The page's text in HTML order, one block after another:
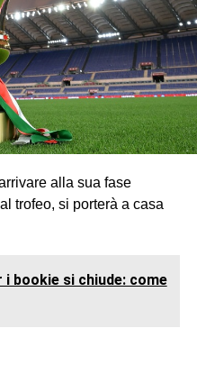
alla sua fase
trofeo, si porterà a casa
i bookie si chiude: come